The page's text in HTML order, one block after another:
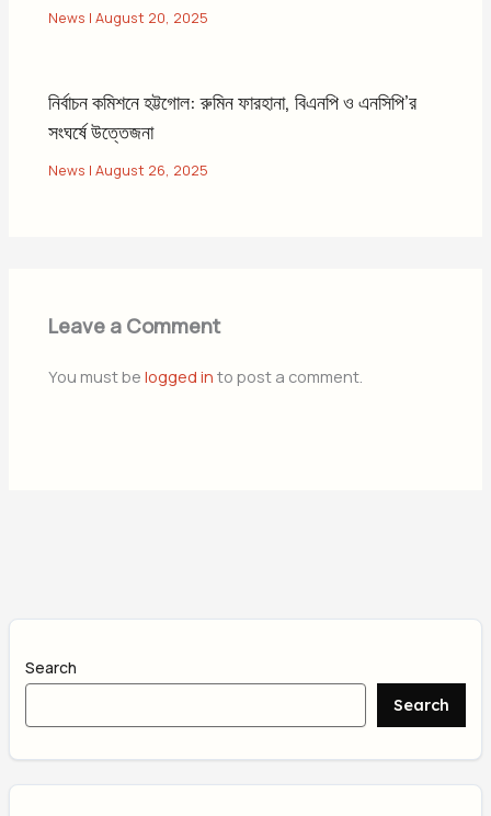
News |August 20, 2025
নির্বাচন কমিশনে হট্টগোল: রুমিন ফারহানা, বিএনপি ও এনসিপি’র
সংঘর্ষে উত্তেজনা
News |August 26, 2025
Leave a Comment
You must belogged in to post a comment.
Search
Search